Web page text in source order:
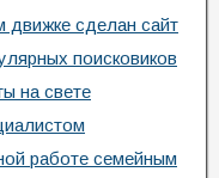
движке сделан сайт
поисковиков
на свете
работе семейным